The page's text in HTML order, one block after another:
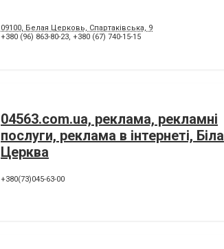
09100, Белая Церковь, Спартаківська, 9
+380 (96) 863-80-23, +380 (67) 740-15-15
04563.com.ua, реклама, рекламні
послуги, реклама в інтернеті, Біла
Церква
+380(73)045-63-00